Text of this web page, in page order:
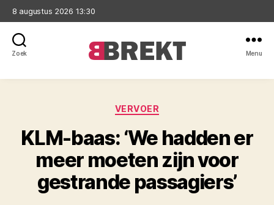
8 augustus 2026 13:30
Zoek Menu
Categorieën
VERVOER
KLM-baas: ‘We hadden er
meer moeten zijn voor
gestrande passagiers’